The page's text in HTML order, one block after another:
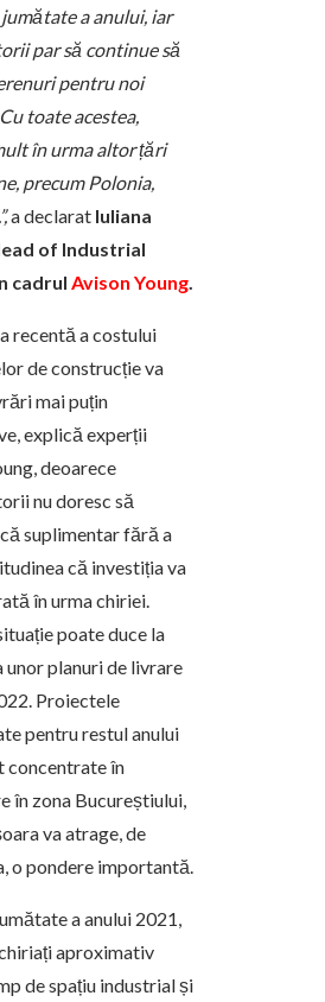
jumătate a anului, iar
par să continue să
pentru noi
toate acestea,
în urma altor țări
precum Polonia,
a declarat Iuliana
of Industrial
cadrul Avison Young
recentă a costului
de construcție va
mai puțin
explică experții
deoarece
nu doresc să
suplimentar fără a
că investiția va
în urma chiriei.
poate duce la
unor planuri de livrare
Proiectele
pentru restul anului
concentrate în
în zona Bucureștiului,
va atrage, de
o pondere importantă.
a anului 2021,
aproximativ
de spațiu industrial și